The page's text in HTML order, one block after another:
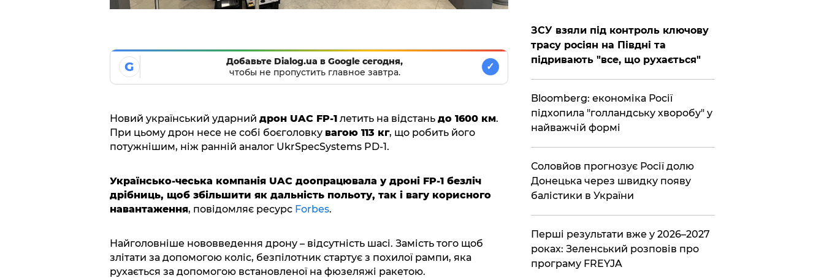
G
Добавьте Dialog.ua в Google сегодня,
чтобы не пропустить главное завтра.
✓
Новий український ударний дрон UAC FP-1летить на відстань до 1600 км.
При цьому дрон несе не собі боєголовку вагою 113 кг, що робить його
потужнішим, ніж ранній аналог UkrSpecSystems PD-1.
Українсько-чеська компанія UAC доопрацювала у дроні FP-1 безліч
дрібниць, щоб збільшити як дальність польоту, так і вагу корисного
навантаження, повідомляє ресурс Forbes.
Найголовніше нововведення дрону – відсутність шасі. Замість того щоб
злітати за допомогою коліс, безпілотник стартує з похилої рампи, яка
рухається за допомогою встановленої на фюзеляжі ракетою.
ЗСУ взяли під контроль ключову
трасу росіян на Півдні та
підривають "все, що рухається"
Bloomberg: економіка Росії
підхопила "голландську хворобу" у
найважчій формі
Соловйов прогнозує Росії долю
Донецька через швидку появу
балістики в України
Перші результати вже у 2026–2027
роках: Зеленський розповів про
програму FREYJA